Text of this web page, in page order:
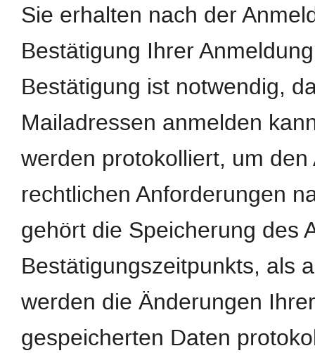
Sie erhalten nach der
Bestätigung Ihrer
Bestätigung ist notwendig,
Mailadressen anmelden
werden protokolliert, um
rechtlichen Anforderungen
gehört die Speicherung des
Bestätigungszeitpunkts, als
werden die Änderungen
gespeicherten Daten